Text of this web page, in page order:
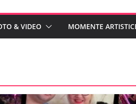
& VIDEO MOMENTE